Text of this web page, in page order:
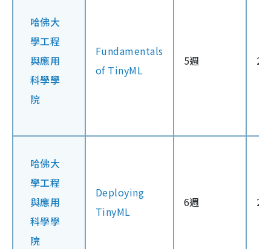
哈佛大
學工程
與應用
科學學
院
Fundamentals
of TinyML
5週
哈佛大
學工程
與應用
科學學
院
Deploying
TinyML
6週